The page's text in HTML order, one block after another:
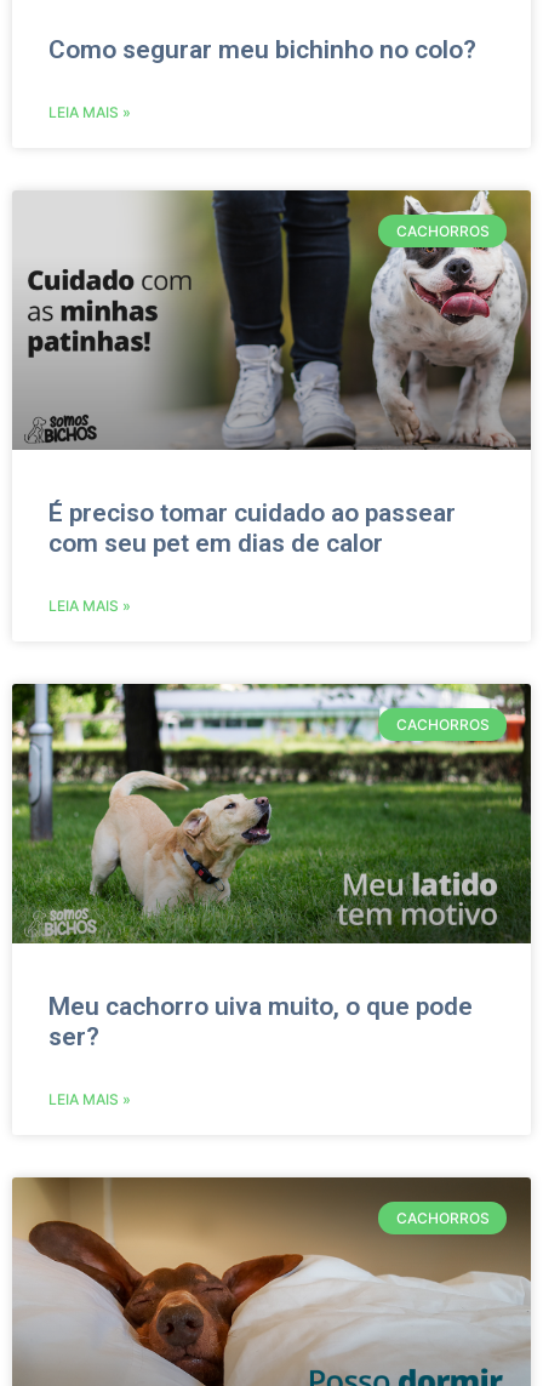
Como segurar meu bichinho no colo?
LEIA MAIS »
CACHORROS
É preciso tomar cuidado ao passear
com seu pet em dias de calor
LEIA MAIS »
CACHORROS
Meu cachorro uiva muito, o que pode
ser?
LEIA MAIS »
CACHORROS